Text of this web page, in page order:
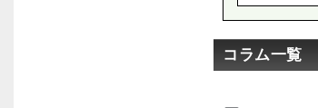
コラム一覧